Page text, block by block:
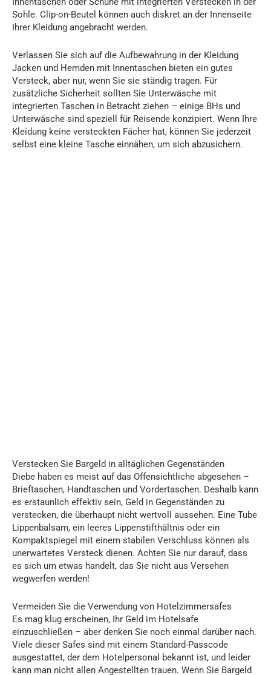
Sohle. Clip-on-Beutel können auch diskret an der Innenseite
Ihrer Kleidung angebracht werden.
Verlassen Sie sich auf die Aufbewahrung in der Kleidung
Jacken und Hemden mit Innentaschen bieten ein gutes
Versteck, aber nur, wenn Sie sie ständig tragen. Für
zusätzliche Sicherheit sollten Sie Unterwäsche mit
integrierten Taschen in Betracht ziehen – einige BHs und
Unterwäsche sind speziell für Reisende konzipiert. Wenn Ihre
Kleidung keine versteckten Fächer hat, können Sie jederzeit
selbst eine kleine Tasche einnähen, um sich abzusichern.
Verstecken Sie Bargeld in alltäglichen Gegenständen
Diebe haben es meist auf das Offensichtliche abgesehen –
Brieftaschen, Handtaschen und Vordertaschen. Deshalb kann
es erstaunlich effektiv sein, Geld in Gegenständen zu
verstecken, die überhaupt nicht wertvoll aussehen. Eine Tube
Lippenbalsam, ein leeres Lippenstifthältnis oder ein
Kompaktspiegel mit einem stabilen Verschluss können als
unerwartetes Versteck dienen. Achten Sie nur darauf, dass
es sich um etwas handelt, das Sie nicht aus Versehen
wegwerfen werden!
Vermeiden Sie die Verwendung von Hotelzimmersafes
Es mag klug erscheinen, Ihr Geld im Hotelsafe
einzuschließen – aber denken Sie noch einmal darüber nach.
Viele dieser Safes sind mit einem Standard-Passcode
ausgestattet, der dem Hotelpersonal bekannt ist, und leider
kann man nicht allen Angestellten trauen. Wenn Sie Bargeld